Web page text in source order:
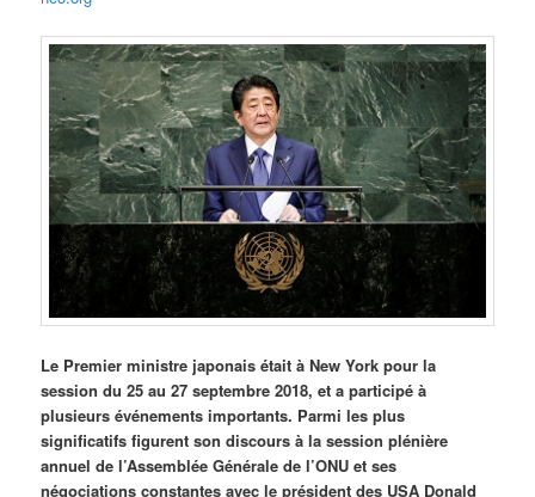
Le Premier ministre japonais était à New York pour la
session du 25 au 27 septembre 2018, et a participé à
plusieurs événements importants. Parmi les plus
significatifs figurent son discours à la session plénière
annuel de l’Assemblée Générale de l’ONU et ses
négociations constantes avec le président des USA Donald